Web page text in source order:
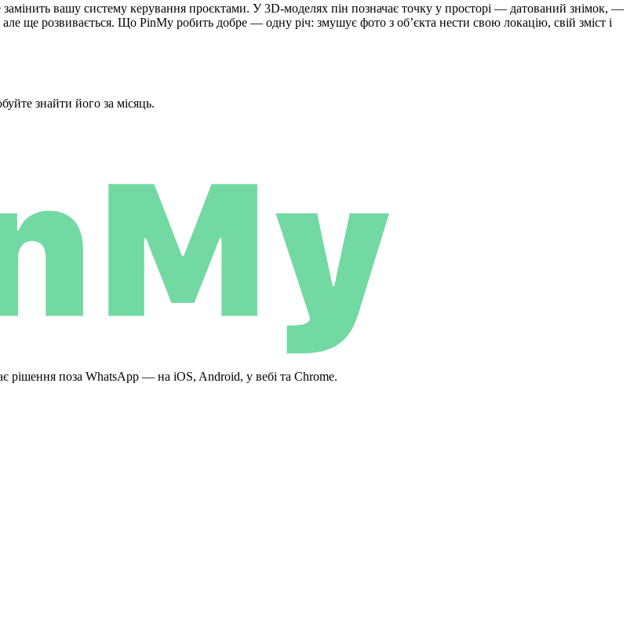
замінить вашу систему керування проєктами. У 3D-моделях пін позначає точку у просторі — датований знімок, —
ще розвивається. Що PinMy робить добре — одну річ: змушує фото з об’єкта нести свою локацію, свій зміст і
знайти його за місяць.
рішення поза WhatsApp — на iOS, Android, у вебі та Chrome.